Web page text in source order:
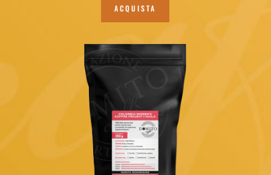
ACQUISTA